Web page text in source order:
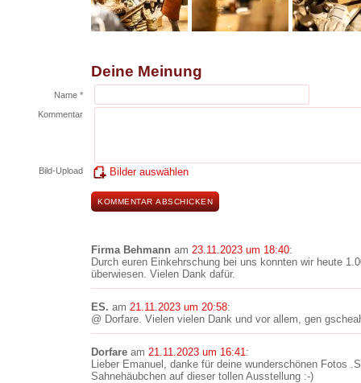
Deine Meinung
Name *
Kommentar
Bild-Upload Bilder auswählen
Firma Behmann am 23.11.2023 um 18:40:
Durch euren Einkehrschung bei uns konnten wir heute
überwiesen. Vielen Dank dafür.
ES. am 21.11.2023 um 20:58:
@ Dorfare. Vielen vielen Dank und vor allem, gen
Dorfare am 21.11.2023 um 16:41:
Lieber Emanuel, danke für deine wunderschönen Fotos
Sahnehäubchen auf dieser tollen Ausstellung :-)